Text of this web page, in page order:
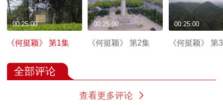
《何挺颖》 第1集
00:25:00
《何挺颖》 第2集
00:25:00
《何挺颖》 第
00:25:00
全部评论
查看更多评论